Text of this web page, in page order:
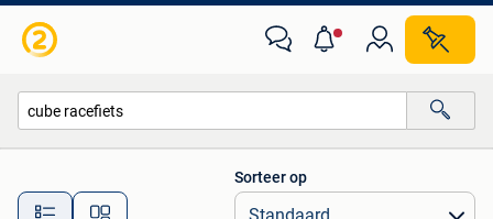
Alle afstanden…
Sorteer op